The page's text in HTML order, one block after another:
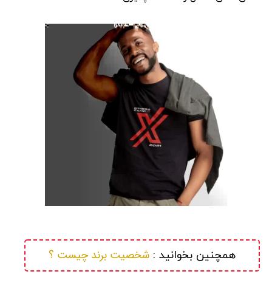
همچنین بخوانید : شخصیت برند چیست ؟